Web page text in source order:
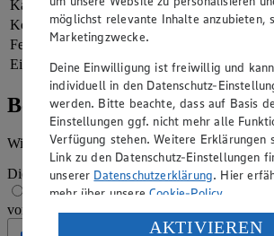
Kalorien
195 kcal (10 %)
Kohlenhydrate 25 g
Fett
8 g
Eiweiß
6 g
Bewertung
Wie hat es dir geschmeckt?
Die Bewertung wird automatisch gespeichert
1 von 5 Sternen
2 von 5 Sternen
von 5 Sternen
5 von 5 Sternen
möglichst relevante Inhalte anzubieten,
Marketingzwecke.
Deine Einwilligung ist freiwillig und
individuell in den Datenschutz-
werden. Bitte beachte, dass auf Basis
Einstellungen ggf. nicht mehr alle
Verfügung stehen. Weitere Erklärungen
Link zu den Datenschutz-Einstellungen
unserer Datenschutzerklärung. Hier
mehr über unsereCookie-Policy.
Verarbeitung deinerAKTIVIEREN